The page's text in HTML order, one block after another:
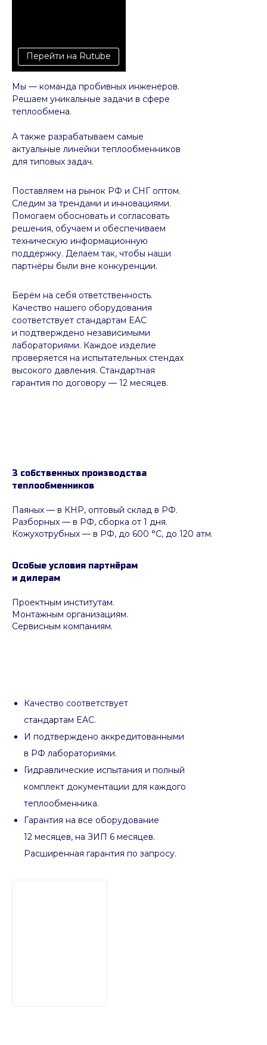
Мы — команда пробивных инженеров.
Решаем уникальные задачи в сфере
теплообмена.
А также разрабатываем самые
актуальные линейки теплообменников
для типовых задач.
Берём на себя ответственность.
Качество нашего оборудования
соответствует стандартам EAC
и подтверждено независимыми
лабораториями. Каждое изделие
проверяется на испытательных стендах
высокого давления. Стандартная
гарантия по договору — 12 месяцев.
Поставляем на рынок РФ и СНГ оптом.
Следим за трендами и инновациями.
Помогаем обосновать и согласовать
решения, обучаем и обеспечиваем
техническую информационную
поддержку. Делаем так, чтобы наши
партнёры были вне конкуренции.
Перейти на Rutube
3 собственных производства
теплообменников
Паяных — в КНР, оптовый склад в РФ.
Разборных — в РФ, сборка от 1 дня.
Кожухотрубных — в РФ, до 600 °C, до 120 атм.
Особые условия партнёрам
и дилерам
Проектным институтам.
Монтажным организациям.
Сервисным компаниям.
Качество соответствует
стандартам EAC.
И подтверждено аккредитованными
в РФ лабораториями.
Гидравлические испытания и полный
комплект документации для каждого
теплообменника.
Гарантия на все оборудование
12 месяцев, на ЗИП 6 месяцев.
Расширенная гарантия по запросу.